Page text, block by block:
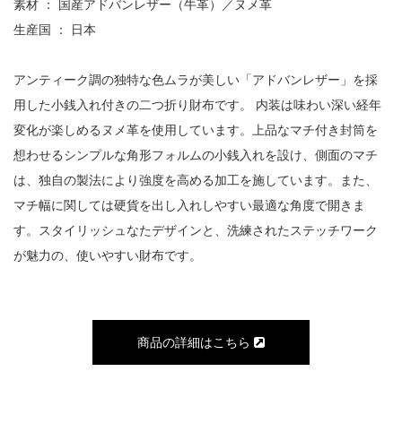
素材 ： 国産アドバンレザー（牛革）／ヌメ革
生産国 ： 日本
アンティーク調の独特な色ムラが美しい「アドバンレザー」を採
用した小銭入れ付きの二つ折り財布です。 内装は味わい深い経年
変化が楽しめるヌメ革を使用しています。上品なマチ付き封筒を
想わせるシンプルな角形フォルムの小銭入れを設け、側面のマチ
は、独自の製法により強度を高める加工を施しています。また、
マチ幅に関しては硬貨を出し入れしやすい最適な角度で開きま
す。スタイリッシュなたデザインと、洗練されたステッチワーク
が魅力の、使いやすい財布です。
商品の詳細はこちら